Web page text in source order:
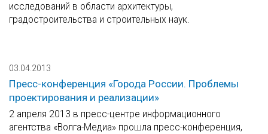
исследований в области архитектуры,
градостроительства и строительных наук.
03.04.2013
Пресс-конференция «Города России. Проблемы
проектирования и реализации»
2 апреля 2013 в пресс-центре информационного
агентства «Волга-Медиа» прошла пресс-конференция,